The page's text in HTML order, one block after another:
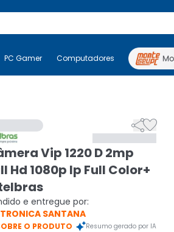
Hardware PC Gamer Computadores
PC Gamer Computadores Periféricos

Vip 1220 D 2mp
Hd 1080p Ip Full Color+
e entregue por:
SANTANA
O PRODUTO Resumo gerado por IA